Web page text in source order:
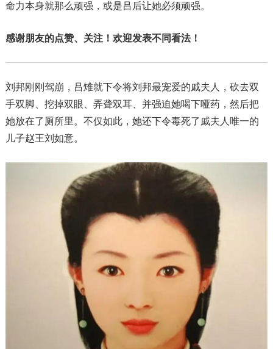
命力本身就那么顽强，或是吕后让她必须顽强。
感谢朋友的点赞、关注！欢迎发表不同看法！
刘邦刚刚驾崩，吕雉就下令将刘邦最宠爱的戚夫人，砍去双
手双脚、挖掉双眼、弄聋双耳、并强迫她喝下哑药，然后把
她放在了厕所里。不仅如此，她还下令毒死了戚夫人唯一的
儿子赵王刘如意。